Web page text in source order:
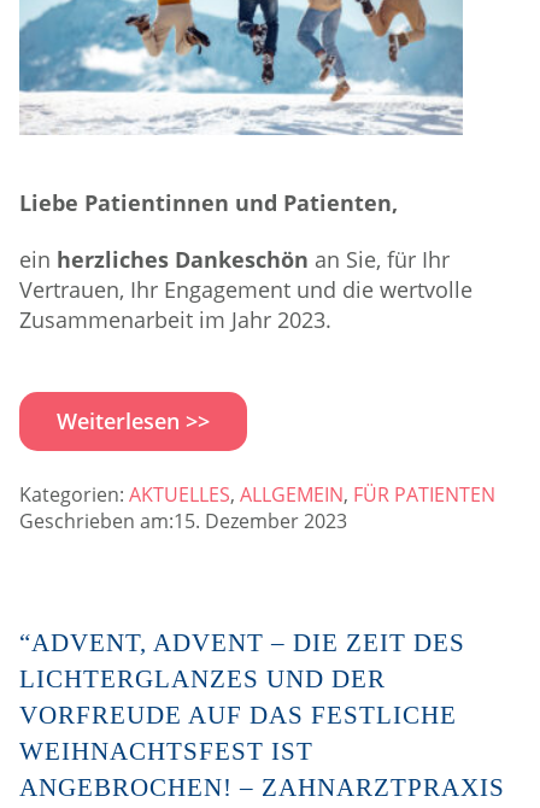
Liebe Patientinnen und Patienten,
ein herzliches Dankeschön an Sie, für Ihr
Vertrauen, Ihr Engagement und die wertvolle
Zusammenarbeit im Jahr 2023.
Weiterlesen >>
Kategorien: AKTUELLES, ALLGEMEIN, FÜR PATIENTEN
Geschrieben am:15. Dezember 2023
“ADVENT, ADVENT – DIE ZEIT DES
LICHTERGLANZES UND DER
VORFREUDE AUF DAS FESTLICHE
WEIHNACHTSFEST IST
ANGEBROCHEN! – ZAHNARZTPRAXIS